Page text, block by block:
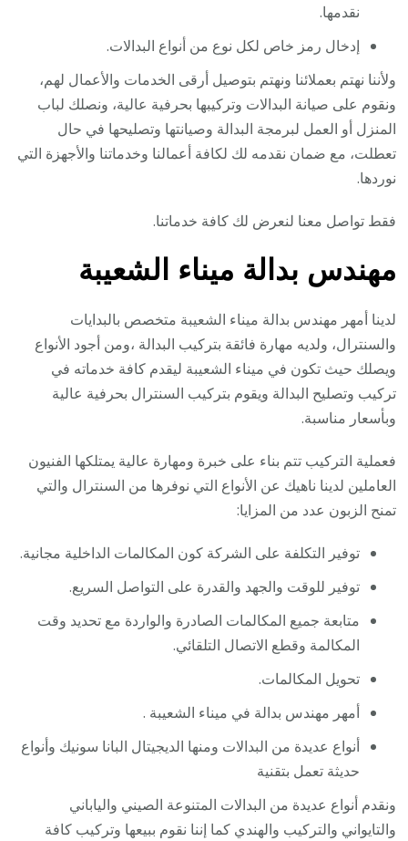
نقدمها.
إدخال رمز خاص لكل نوع من أنواع البدالات.
ولأننا نهتم بعملائنا ونهتم بتوصيل أرقى الخدمات والأعمال لهم،
ونقوم على صيانة البدالات وتركيبها بحرفية عالية، ونصلك لباب
المنزل أو العمل لبرمجة البدالة وصيانتها وتصليحها في حال
تعطلت، مع ضمان نقدمه لك لكافة أعمالنا وخدماتنا والأجهزة التي
نوردها.
فقط تواصل معنا لنعرض لك كافة خدماتنا.
مهندس بدالة ميناء الشعيبة
لدينا أمهر مهندس بدالة ميناء الشعيبة متخصص بالبدايات
والسنترال، ولديه مهارة فائقة بتركيب البدالة ،ومن أجود الأنواع
ويصلك حيث تكون في ميناء الشعيبة ليقدم كافة خدماته في
تركيب وتصليح البدالة ويقوم بتركيب السنترال بحرفية عالية
وبأسعار مناسبة.
فعملية التركيب تتم بناء على خبرة ومهارة عالية يمتلكها الفنيون
العاملين لدينا ناهيك عن الأنواع التي نوفرها من السنترال والتي
تمنح الزبون عدد من المزايا:
توفير التكلفة على الشركة كون المكالمات الداخلية مجانية.
توفير للوقت والجهد والقدرة على التواصل السريع.
متابعة جميع المكالمات الصادرة والواردة مع تحديد وقت
المكالمة وقطع الاتصال التلقائي.
تحويل المكالمات.
أمهر مهندس بدالة في ميناء الشعيبة .
أنواع عديدة من البدالات ومنها الديجيتال البانا سونيك وأنواع
حديثة تعمل بتقنية
ونقدم أنواع عديدة من البدالات المتنوعة الصيني والياباني
والتايواني والتركيب والهندي كما إننا نقوم ببيعها وتركيب كافة